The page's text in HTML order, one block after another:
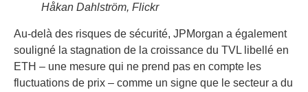
Håkan Dahlström, Flickr
Au-delà des risques de sécurité, JPMorgan a également
souligné la stagnation de la croissance du TVL libellé en
ETH – une mesure qui ne prend pas en compte les
fluctuations de prix – comme un signe que le secteur a du